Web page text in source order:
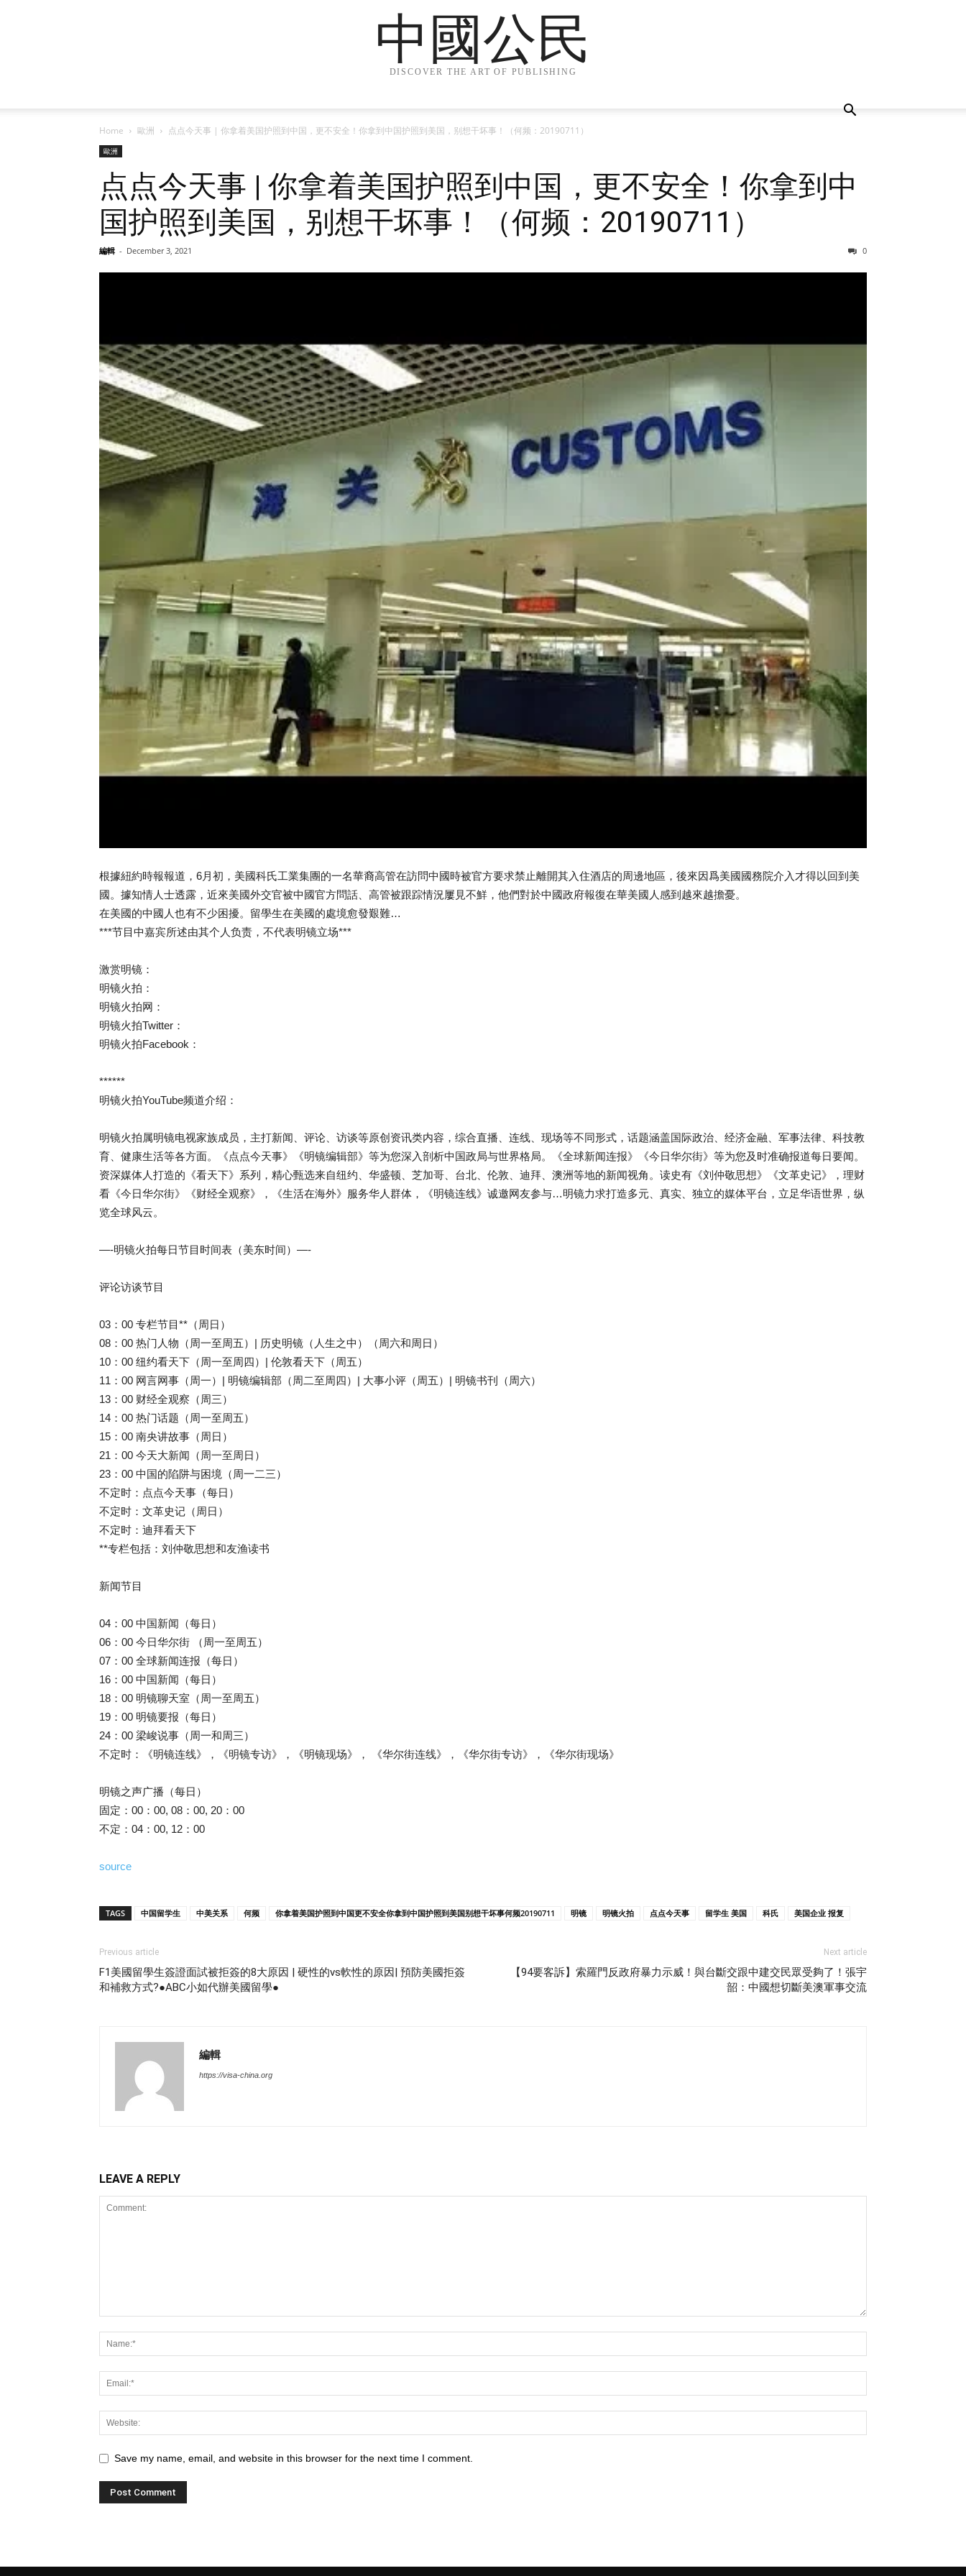
中國公民
DISCOVER THE ART OF PUBLISHING
Home 歐洲 点点今天事 | 你拿着美国护照到中国，更不安全！你拿到中国护照到美国，别想干坏事！（何频：20190711）
歐洲
点点今天事 | 你拿着美国护照到中国，更不安全！你拿到中
国护照到美国，别想干坏事！（何频：20190711）
編輯 - December 3, 2021 0
根據紐約時報報道，6月初，美國科氏工業集團的一名華裔高管在訪問中國時被官方要求禁止離開其入住酒店的周邊地區，後來因爲美國國務院介入才得以回到美
國。據知情人士透露，近來美國外交官被中國官方問話、高管被跟踪情況屢見不鮮，他們對於中國政府報復在華美國人感到越來越擔憂。
在美國的中國人也有不少困擾。留學生在美國的處境愈發艱難…
***节目中嘉宾所述由其个人负责，不代表明镜立场***
激赏明镜：
明镜火拍：
明镜火拍网：
明镜火拍Twitter：
明镜火拍Facebook：
******
明镜火拍YouTube频道介绍：
明镜火拍属明镜电视家族成员，主打新闻、评论、访谈等原创资讯类内容，综合直播、连线、现场等不同形式，话题涵盖国际政治、经济金融、军事法律、科技教
育、健康生活等各方面。《点点今天事》《明镜编辑部》等为您深入剖析中国政局与世界格局。《全球新闻连报》《今日华尔街》等为您及时准确报道每日要闻。
资深媒体人打造的《看天下》系列，精心甄选来自纽约、华盛顿、芝加哥、台北、伦敦、迪拜、澳洲等地的新闻视角。读史有《刘仲敬思想》《文革史记》，理财
看《今日华尔街》《财经全观察》，《生活在海外》服务华人群体，《明镜连线》诚邀网友参与…明镜力求打造多元、真实、独立的媒体平台，立足华语世界，纵
览全球风云。
—-明镜火拍每日节目时间表（美东时间）—-
评论访谈节目
03：00 专栏节目**（周日）
08：00 热门人物（周一至周五）| 历史明镜（人生之中）（周六和周日）
10：00 纽约看天下（周一至周四）| 伦敦看天下（周五）
11：00 网言网事（周一）| 明镜编辑部（周二至周四）| 大事小评（周五）| 明镜书刊（周六）
13：00 财经全观察（周三）
14：00 热门话题（周一至周五）
15：00 南央讲故事（周日）
21：00 今天大新闻（周一至周日）
23：00 中国的陷阱与困境（周一二三）
不定时：点点今天事（每日）
不定时：文革史记（周日）
不定时：迪拜看天下
**专栏包括：刘仲敬思想和友渔读书
新闻节目
04：00 中国新闻（每日）
06：00 今日华尔街 （周一至周五）
07：00 全球新闻连报（每日）
16：00 中国新闻（每日）
18：00 明镜聊天室（周一至周五）
19：00 明镜要报（每日）
24：00 梁峻说事（周一和周三）
不定时：《明镜连线》，《明镜专访》，《明镜现场》， 《华尔街连线》，《华尔街专访》，《华尔街现场》
明镜之声广播（每日）
固定：00：00, 08：00, 20：00
不定：04：00, 12：00
source
TAGS 中国留学生 中美关系 何频 你拿着美国护照到中国更不安全你拿到中国护照到美国别想干坏事何频20190711 明镜 明镜火拍 点点今天事 留学生 美国 科氏 美国企业 报复
Previous article
F1美國留學生簽證面試被拒簽的8大原因 | 硬性的vs軟性的原因| 預防美國拒簽
和補救方式?●ABC小如代辦美國留學●
Next article
【94要客訴】索羅門反政府暴力示威！與台斷交跟中建交民眾受夠了！張宇
韶：中國想切斷美澳軍事交流
編輯
https://visa-china.org
LEAVE A REPLY
Save my name, email, and website in this browser for the next time I comment.